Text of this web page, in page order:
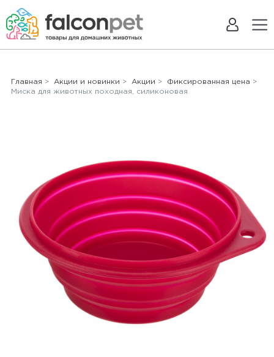
Главная > Акции и новинки > Акции > Фиксированная цена >
Миска для животных походная, силиконовая